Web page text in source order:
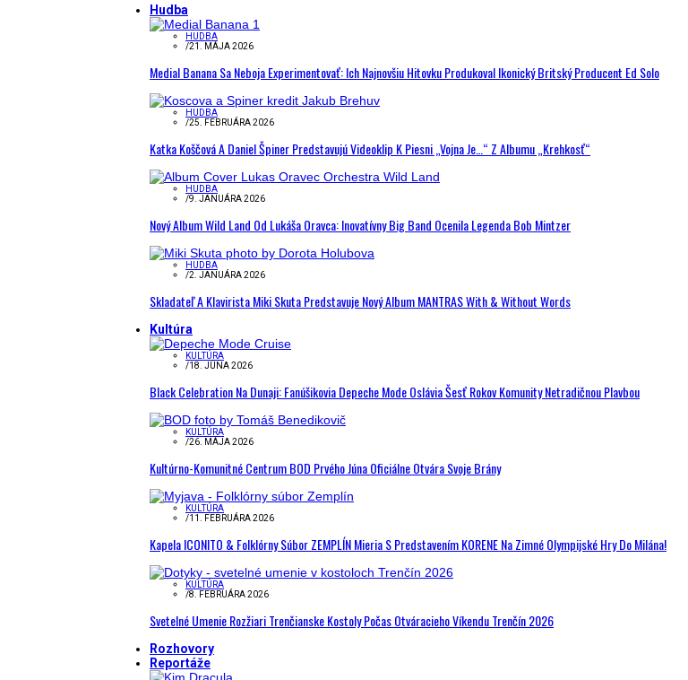
Hudba
HUDBA
/21. MÁJA 2026
Medial Banana Sa Neboja Experimentovať: Ich Najnovšiu Hitovku Produkoval Ikonický Britský Producent Ed Solo
HUDBA
/25. FEBRUÁRA 2026
Katka Koščová A Daniel Špiner Predstavujú Videoklip K Piesni „Vojna Je…“ Z Albumu „Krehkosť“
HUDBA
/9. JANUÁRA 2026
Nový Album Wild Land Od Lukáša Oravca: Inovatívny Big Band Ocenila Legenda Bob Mintzer
HUDBA
/2. JANUÁRA 2026
Skladateľ A Klavirista Miki Skuta Predstavuje Nový Album MANTRAS With & Without Words
Kultúra
KULTÚRA
/18. JÚNA 2026
Black Celebration Na Dunaji: Fanúšikovia Depeche Mode Oslávia Šesť Rokov Komunity Netradičnou Plavbou
KULTÚRA
/26. MÁJA 2026
Kultúrno-Komunitné Centrum BOD Prvého Júna Oficiálne Otvára Svoje Brány
KULTÚRA
/11. FEBRUÁRA 2026
Kapela ICONITO & Folklórny Súbor ZEMPLÍN Mieria S Predstavením KORENE Na Zimné Olympijské Hry Do Milána!
KULTÚRA
/8. FEBRUÁRA 2026
Svetelné Umenie Rozžiari Trenčianske Kostoly Počas Otváracieho Víkendu Trenčín 2026
Rozhovory
Reportáže